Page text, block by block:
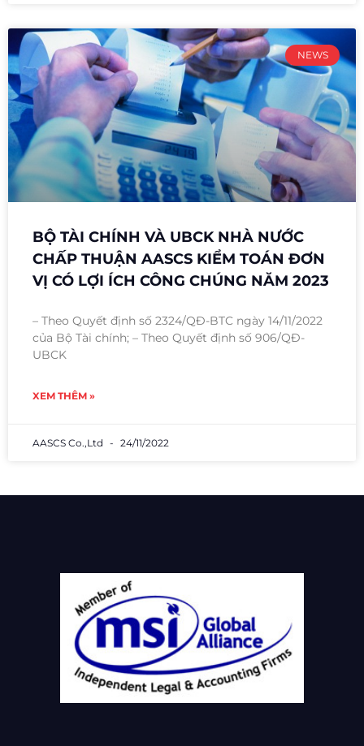
NEWS
BỘ TÀI CHÍNH VÀ UBCK NHÀ NƯỚC
CHẤP THUẬN AASCS KIỂM TOÁN ĐƠN
VỊ CÓ LỢI ÍCH CÔNG CHÚNG NĂM 2023
– Theo Quyết định số 2324/QĐ-BTC ngày 14/11/2022
của Bộ Tài chính; – Theo Quyết định số 906/QĐ-
UBCK
XEM THÊM »
AASCS Co.,Ltd 24/11/2022